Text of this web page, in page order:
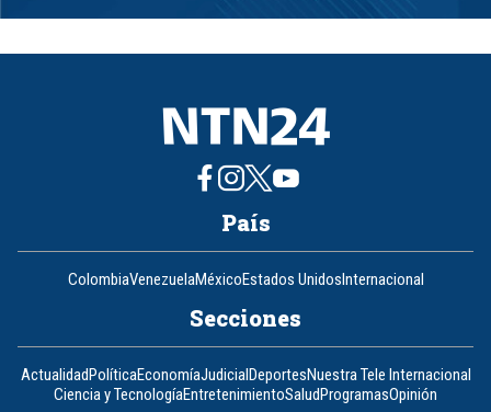
1
8
País
ColombiaVenezuelaMéxicoEstados UnidosInternacional
Secciones
ActualidadPolíticaEconomíaJudicialDeportesNuestra Tele Internacional
Ciencia y TecnologíaEntretenimientoSaludProgramasOpinión